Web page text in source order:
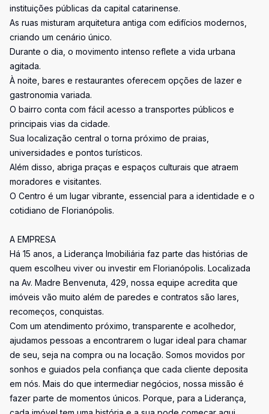
instituições públicas da capital catarinense.
As ruas misturam arquitetura antiga com edifícios modernos,
criando um cenário único.
Durante o dia, o movimento intenso reflete a vida urbana
agitada.
À noite, bares e restaurantes oferecem opções de lazer e
gastronomia variada.
O bairro conta com fácil acesso a transportes públicos e
principais vias da cidade.
Sua localização central o torna próximo de praias,
universidades e pontos turísticos.
Além disso, abriga praças e espaços culturais que atraem
moradores e visitantes.
O Centro é um lugar vibrante, essencial para a identidade e o
cotidiano de Florianópolis.
A EMPRESA
Há 15 anos, a Liderança Imobiliária faz parte das histórias de
quem escolheu viver ou investir em Florianópolis. Localizada
na Av. Madre Benvenuta, 429, nossa equipe acredita que
imóveis vão muito além de paredes e contratos são lares,
recomeços, conquistas.
Com um atendimento próximo, transparente e acolhedor,
ajudamos pessoas a encontrarem o lugar ideal para chamar
de seu, seja na compra ou na locação. Somos movidos por
sonhos e guiados pela confiança que cada cliente deposita
em nós. Mais do que intermediar negócios, nossa missão é
fazer parte de momentos únicos. Porque, para a Liderança,